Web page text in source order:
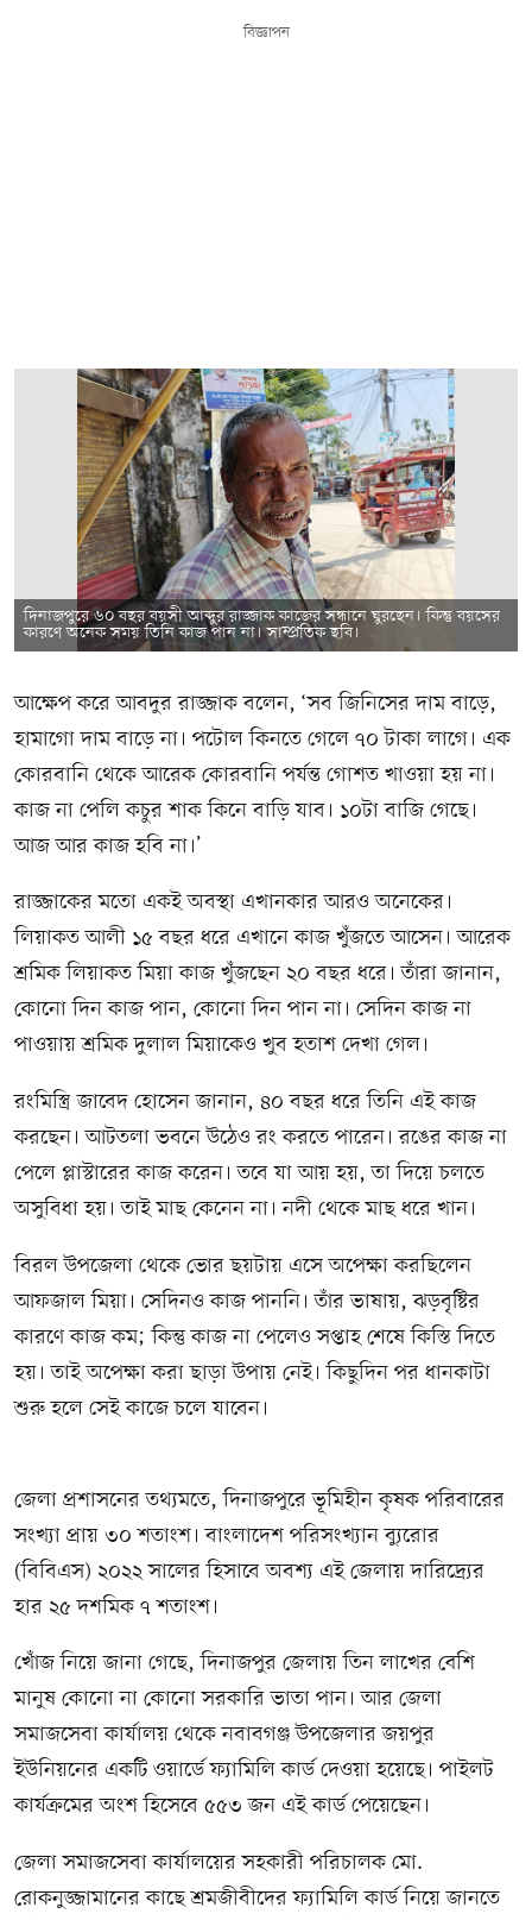
বিজ্ঞাপন
দিনাজপুরে ৬০ বছর বয়সী আব্দুর রাজ্জাক কাজের সন্ধানে ঘুরছেন। কিন্তু বয়সের
কারণে অনেক সময় তিনি কাজ পান না। সাম্প্রতিক ছবি।
আক্ষেপ করে আবদুর রাজ্জাক বলেন, ‘সব জিনিসের দাম বাড়ে,
হামাগো দাম বাড়ে না। পটোল কিনতে গেলে ৭০ টাকা লাগে। এক
কোরবানি থেকে আরেক কোরবানি পর্যন্ত গোশত খাওয়া হয় না।
কাজ না পেলি কচুর শাক কিনে বাড়ি যাব। ১০টা বাজি গেছে।
আজ আর কাজ হবি না।’
রাজ্জাকের মতো একই অবস্থা এখানকার আরও অনেকের।
লিয়াকত আলী ১৫ বছর ধরে এখানে কাজ খুঁজতে আসেন। আরেক
শ্রমিক লিয়াকত মিয়া কাজ খুঁজছেন ২০ বছর ধরে। তাঁরা জানান,
কোনো দিন কাজ পান, কোনো দিন পান না। সেদিন কাজ না
পাওয়ায় শ্রমিক দুলাল মিয়াকেও খুব হতাশ দেখা গেল।
রংমিস্ত্রি জাবেদ হোসেন জানান, ৪০ বছর ধরে তিনি এই কাজ
করছেন। আটতলা ভবনে উঠেও রং করতে পারেন। রঙের কাজ না
পেলে প্লাস্টারের কাজ করেন। তবে যা আয় হয়, তা দিয়ে চলতে
অসুবিধা হয়। তাই মাছ কেনেন না। নদী থেকে মাছ ধরে খান।
বিরল উপজেলা থেকে ভোর ছয়টায় এসে অপেক্ষা করছিলেন
আফজাল মিয়া। সেদিনও কাজ পাননি। তাঁর ভাষায়, ঝড়বৃষ্টির
কারণে কাজ কম; কিন্তু কাজ না পেলেও সপ্তাহ শেষে কিস্তি দিতে
হয়। তাই অপেক্ষা করা ছাড়া উপায় নেই। কিছুদিন পর ধানকাটা
শুরু হলে সেই কাজে চলে যাবেন।
জেলা প্রশাসনের তথ্যমতে, দিনাজপুরে ভূমিহীন কৃষক পরিবারের
সংখ্যা প্রায় ৩০ শতাংশ। বাংলাদেশ পরিসংখ্যান ব্যুরোর
(বিবিএস) ২০২২ সালের হিসাবে অবশ্য এই জেলায় দারিদ্র্যের
হার ২৫ দশমিক ৭ শতাংশ।
খোঁজ নিয়ে জানা গেছে, দিনাজপুর জেলায় তিন লাখের বেশি
মানুষ কোনো না কোনো সরকারি ভাতা পান। আর জেলা
সমাজসেবা কার্যালয় থেকে নবাবগঞ্জ উপজেলার জয়পুর
ইউনিয়নের একটি ওয়ার্ডে ফ্যামিলি কার্ড দেওয়া হয়েছে। পাইলট
কার্যক্রমের অংশ হিসেবে ৫৫৩ জন এই কার্ড পেয়েছেন।
জেলা সমাজসেবা কার্যালয়ের সহকারী পরিচালক মো.
রোকনুজ্জামানের কাছে শ্রমজীবীদের ফ্যামিলি কার্ড নিয়ে জানতে